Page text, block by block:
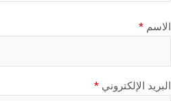
الاسم *
البريد الإلكتروني *